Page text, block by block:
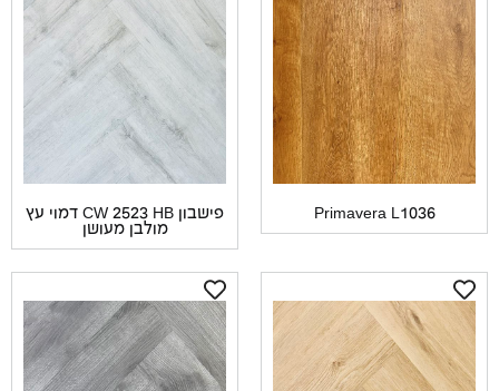
Primavera L1036
פישבון CW 2523 HB דמוי עץ
מולבן מעושן